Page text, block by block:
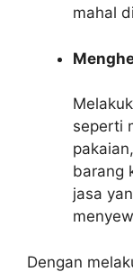
mahal
seperti
barang
jasa
Dengan